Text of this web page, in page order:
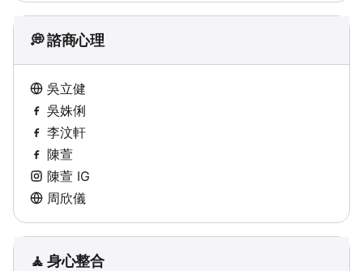
💭 諮商心理
吳立健
吳姝俐
李汶軒
陳萱
陳萱 IG
周欣儀
🧘 身心整合